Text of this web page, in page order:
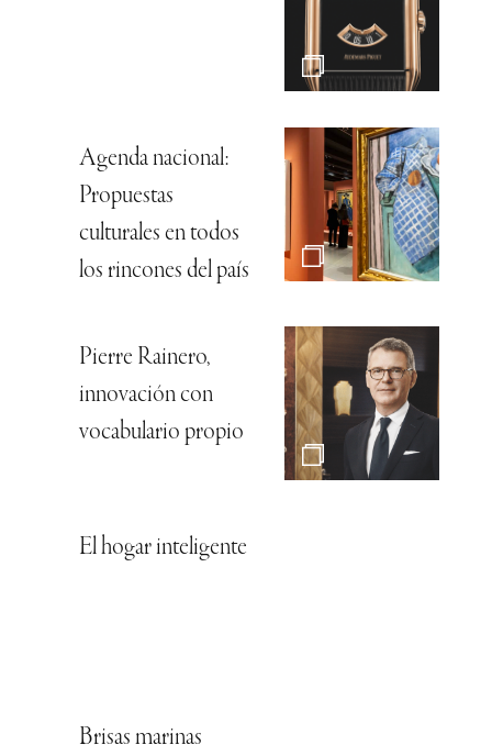
Agenda nacional:
Propuestas
culturales en todos
los rincones del país
Pierre Rainero,
innovación con
vocabulario propio
El hogar inteligente
Brisas marinas